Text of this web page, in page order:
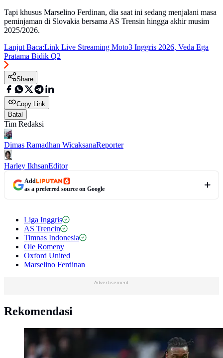
Tapi khusus Marselino Ferdinan, dia saat ini sedang menjalani masa
peminjaman di Slovakia bersama AS Trensin hingga akhir musim
2025/2026.
Lanjut Baca:Link Live Streaming Moto3 Inggris 2026, Veda Ega
Pratama Bidik Q2
Share
Copy Link
Batal
Tim Redaksi
Dimas Ramadhan WicaksanaReporter
Harley IkhsanEditor
Add
as a preferred source on Google
Liga Inggris
AS Trencin
Timnas Indonesia
Ole Romeny
Oxford United
Marselino Ferdinan
Advertisement
Rekomendasi